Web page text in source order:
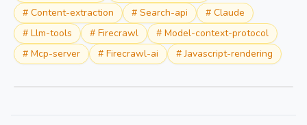
# Content-extraction # Search-api # Claude
# Llm-tools # Firecrawl # Model-context-protocol
# Mcp-server # Firecrawl-ai #Javascript-rendering